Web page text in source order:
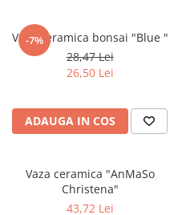
Ranunculus
Trandafir
Mix de flori
Flori de camp
Bumbac
Iasomie
Margarete
Pompoane
Rozete
Paturica Decor
Tun Confetti
Petrecere Tematica
Petrecere Baieti
-7%
Vaza ceramica bonsai "Blue "
28,47 Lei
26,50 Lei
ADAUGA IN COS
Vaza ceramica "AnMaSo
Christena"
43,72 Lei